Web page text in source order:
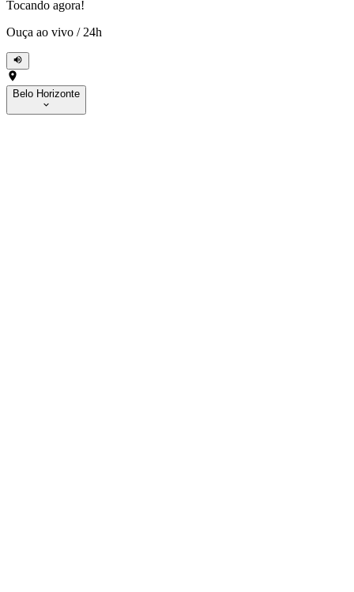
Tocando agora!
Ouça ao vivo / 24h
Belo Horizonte